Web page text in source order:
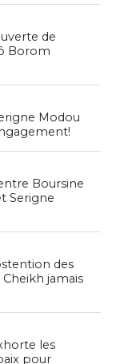
de
Borom
Modou
Boursine
Serigne
des
jamais
les
pour